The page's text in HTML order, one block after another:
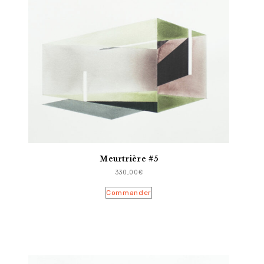
Meurtrière #5
330,00€
Commander